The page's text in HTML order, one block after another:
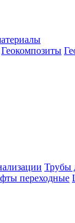
Геокомпозиты
Трубы
переходные